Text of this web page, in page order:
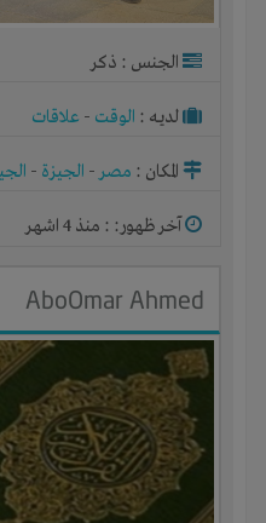
الجنس : ذكر
لديـه : الوقت - علاقات
المكان : مصر- الجيزة -
آخر ظهور: : منذ 4 اشهر
AboOmar Ahmed